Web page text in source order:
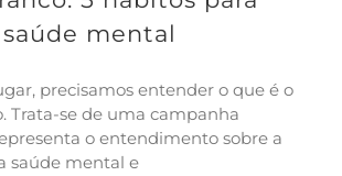
mental
precisamos entender o que é o
Trata-se de uma campanha
o entendimento sobre a
saúde mental e